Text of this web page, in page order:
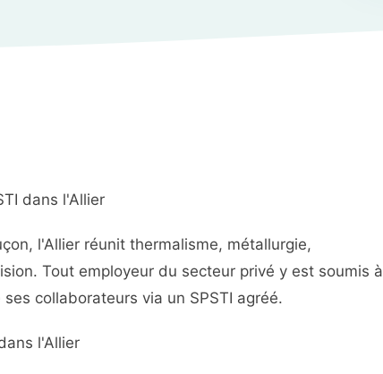
dans l'Allier
l'Allier réunit thermalisme, métallurgie,
Tout employeur du secteur privé y est soumis à
collaborateurs via un SPSTI agréé.
l'Allier